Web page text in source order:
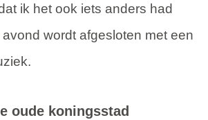
ik het ook iets anders had
wordt afgesloten met een
oude koningsstad